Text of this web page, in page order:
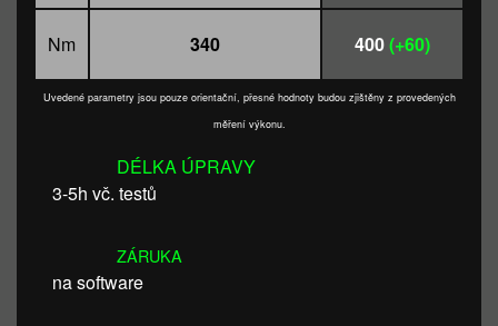
Nm 340 400(+60)
Uvedené parametry jsou pouze orientační, přesné hodnoty budou zjištěny z provedených
měření výkonu.
DÉLKA ÚPRAVY
3-5h vč. testů
ZÁRUKA
na software